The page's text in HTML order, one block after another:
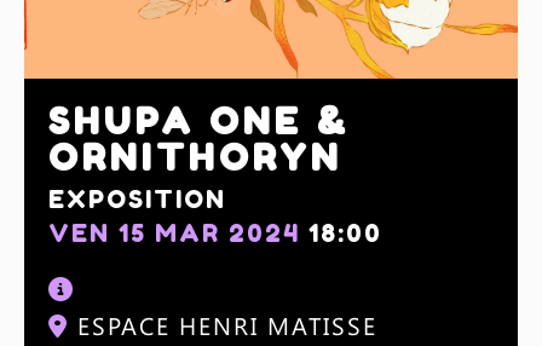
SHUPA ONE &
ORNITHORYN
EXPOSITION
VEN 15 MAR 2024 18:00
ESPACE HENRI MATISSE